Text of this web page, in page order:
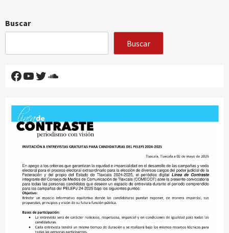
Buscar
Buscar
Facebook
YouTube
Twitter
SoundCloud